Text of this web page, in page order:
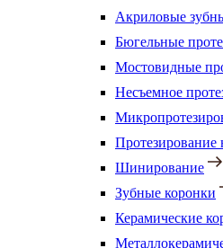
Акриловые
Бюгельные
Мостовидные
Несъемное
Протезирование
Шинирование
Зубные коронки
Керамические